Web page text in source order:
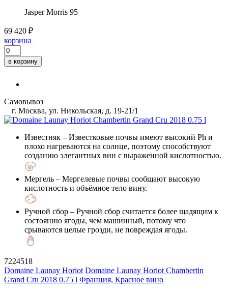
Jasper Morris 95
69 420 ₽
корзина
в корзину
Самовывоз
г. Москва, ул. Никольская, д. 19-21/1
Известняк – Известковые почвы имеют высокий Ph и
плохо нагреваются на солнце, поэтому способствуют
созданию элегантных вин с выраженной кислотностью.
Мергель – Мергелевые почвы сообщают высокую
кислотность и объёмное тело вину.
Ручной сбор – Ручной сбор считается более щадящим к
состоянию ягоды, чем машинный, потому что
срываются целые грозди, не повреждая ягоды.
7224518
Domaine Launay Horiot Domaine Launay Horiot Chambertin
Grand Cru 2018 0.75 l Франция, Красное вино